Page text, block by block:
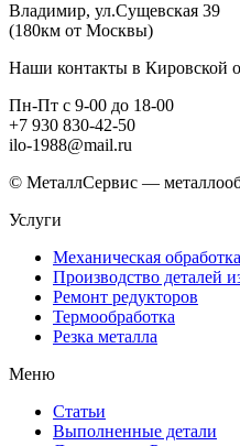
Владимир, ул.Сущевская 39
(180км от Москвы)
Наши контакты в Кировской
Пн-Пт с 9-00 до 18-00
+7 930 830-42-50
ilo-1988@mail.ru
© МеталлСервис —
Услуги
Механическая
Производство деталей
Ремонт редукторов
Термообработка
Резка металла
Меню
Статьи
Выполненные детали